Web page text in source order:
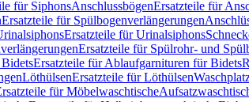
für SiphonsAnschlussbögenErsatzteile für
Ersatzteile für Spülbogenverlängerungen
Ersatzteile für Urinalsiphons
Ersatzteile für Spülrohr- und
Ersatzteile für Ablaufgarnituren für Bidets
LöthülsenErsatzteile für Löthülsen
für Möbelwaschtische